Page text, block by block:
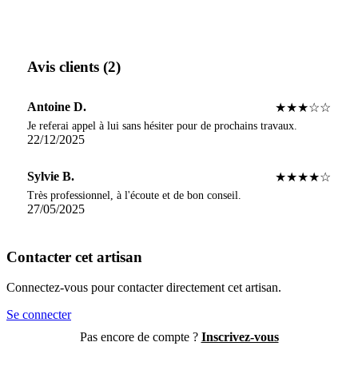
Avis clients (2)
Antoine D. ★★★☆☆
Je referai appel à lui sans hésiter pour de prochains travaux.
22/12/2025
Sylvie B. ★★★★☆
Très professionnel, à l'écoute et de bon conseil.
27/05/2025
Contacter cet artisan
Connectez-vous pour contacter directement cet artisan.
Se connecter
Pas encore de compte ? Inscrivez-vous